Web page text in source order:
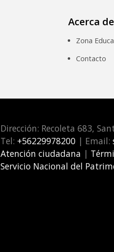
Acerca
Zona
Contacto
Dirección: Recoleta 683,
Tel: +56229978200 | Email:
Atención ciudadana |
Servicio Nacional del